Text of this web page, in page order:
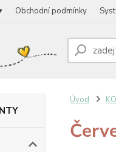
Obchodní podmínky
Úvod